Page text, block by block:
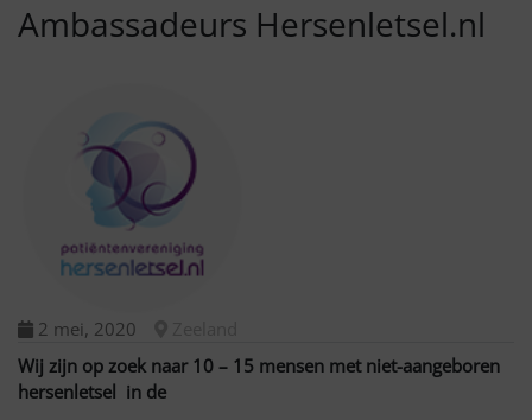
Ambassadeurs Hersenletsel.nl
2 mei, 2020
Wij zijn op zoek naar 10 – 15 mensen met niet-aangeboren
hersenletsel in de